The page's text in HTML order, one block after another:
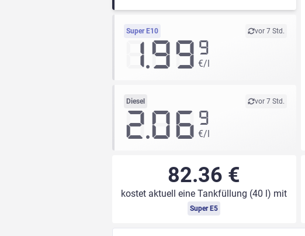
Super E10 vor 7 Std.
1.99 9
€/l
Diesel vor 7 Std.
2.06 9
€/l
82.36 €
kostet aktuell eine Tankfüllung (40 l) mit
Super E5